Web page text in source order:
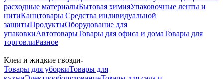
расходные материалыБытовая химияУпаковочные ленты и
нитиКанцтовары Средства индивидуальной
защитыПродуктыОборудование для
упаковкиАвтотоварыТовары для офиса и домаТовары для
торговлиРазное
—
Клеи и жидкие гвозди
Товары для уборкиТовары для